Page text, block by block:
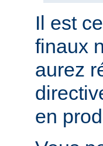
Il est
finaux
aurez
en